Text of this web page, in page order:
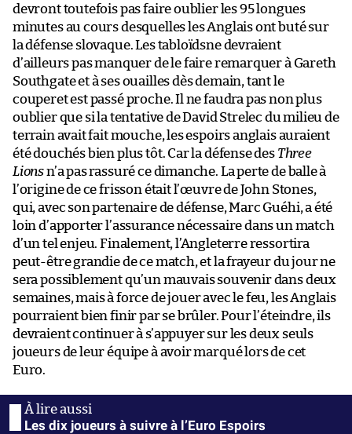
devront toutefois pas faire oublier les 95 longues
minutes au cours desquelles les Anglais ont buté sur
la défense slovaque. Les tabloïdsne devraient
d’ailleurs pas manquer de le faire remarquer à Gareth
Southgate et à ses ouailles dès demain, tant le
couperet est passé proche. Il ne faudra pas non plus
oublier que si la tentative de David Strelec du milieu de
terrain avait fait mouche, les espoirs anglais auraient
été douchés bien plus tôt. Car la défense des Three
Lionsn’a pas rassuré ce dimanche. La perte de balle à
l’origine de ce frisson était l’œuvre de John Stones,
qui, avec son partenaire de défense, Marc Guéhi, a été
loin d’apporter l’assurance nécessaire dans un match
d’un tel enjeu. Finalement, l’Angleterre ressortira
peut-être grandie de ce match, et la frayeur du jour ne
sera possiblement qu’un mauvais souvenir dans deux
semaines, mais à force de jouer avec le feu, les Anglais
pourraient bien finir par se brûler. Pour l’éteindre, ils
devraient continuer à s’appuyer sur les deux seuls
joueurs de leur équipe à avoir marqué lors de cet
Euro.
Les dix joueurs à suivre à l’Euro Espoirs